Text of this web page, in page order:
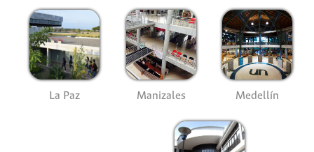
La Paz Manizales Medellín